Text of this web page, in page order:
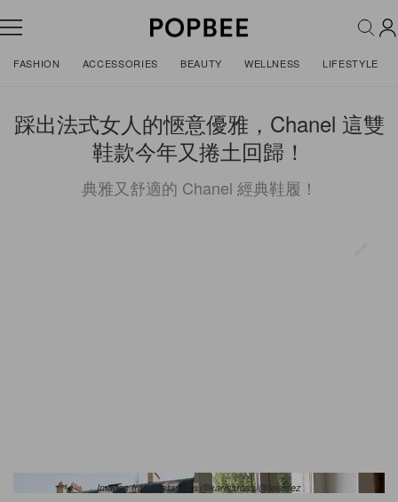
FASHION ACCESSORIES BEAUTY WELLNESS LIFESTYLE
踩出法式女人的愜意優雅，Chanel 這雙
鞋款今年又捲土回歸！
典雅又舒適的 Chanel 經典鞋履！
Images from Instagram @karinaross/@leiasfez